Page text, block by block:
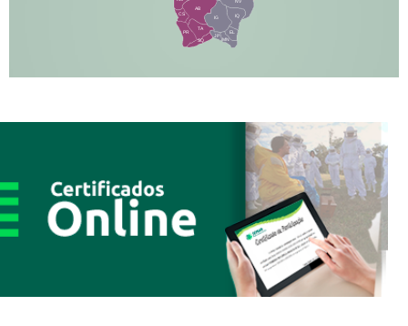
NV
IQ
EL
AB
JP
CS
PR
TA
SQ
IG
MN